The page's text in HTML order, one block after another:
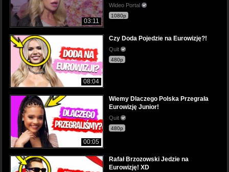
03:11
Wideo Portal
1080p
08:04
Czy Doda Pojedzie na Eurowizję?!
Quit
480p
00:05
Wiemy Dlaczego Polska Przegrała
Eurowizję Junior!
Quit
480p
Rafał Brzozowski Jedzie na
Eurowizję! XD